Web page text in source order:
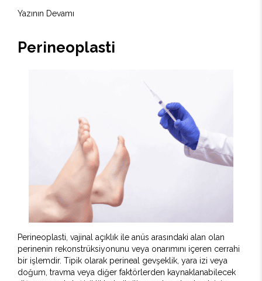
Yazının Devamı
Perineoplasti
Perineoplasti, vajinal açıklık ile anüs arasındaki alan olan
perinenin rekonstrüksiyonunu veya onarımını içeren cerrahi
bir işlemdir. Tipik olarak perineal gevşeklik, yara izi veya
doğum, travma veya diğer faktörlerden kaynaklanabilecek